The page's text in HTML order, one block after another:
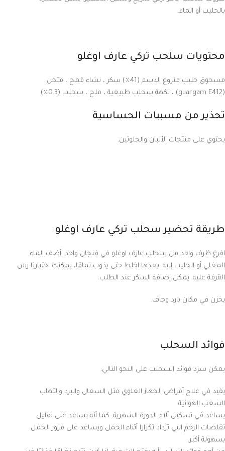
بالحليب أو الماء.
محتويات سلحب تركي عارف اوغلو
مسحوق حليب منزوع الدسم (41٪) سكر ، نشاء قمح ، مثخن
(guargam E412) ، نكهة سحلب طبيعية ، ملح ، سحلب (0.3٪)
تحذير من مسببات الحساسية
يحتوي على منتجات الألبان والجلوتين.
طريقة تحضير سحلب تركي عارف اوغلو
افرغ ظرف واحد من سحلب عارف اوغلو في فنجان واحد. أضف الماء
المغلي أو الحليب إليه. بعدها اخلط حتى يذوب تمامًا، يمكنك اختياريًا رش
القرفة عليه. يمكن إضافة السكر عند الطلب.
يخزن في مكان بارد وجاف.
فوائد السحلب
يمكن سرد فوائد السحلب على النحو التالي:
يفيد في علاج أمراض الجهاز العلوي مثل السعال والبرد والتهاب
الشعب الهوائية.
يساعد في تسكين آلام الدورة الشهرية. كما أنه يساعد على تقليل
تقلصات الرحم التي تزداد تكرارا أثناء الحمل ويساعد على مرور الحمل
بسهولة أكبر.